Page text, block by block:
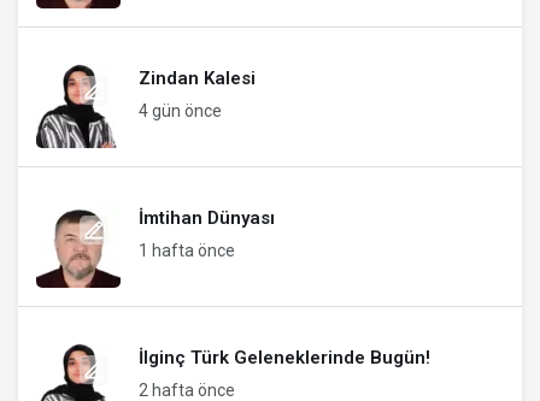
Zindan Kalesi
4 gün önce
İmtihan Dünyası
1 hafta önce
İlginç Türk Geleneklerinde Bugün!
2 hafta önce